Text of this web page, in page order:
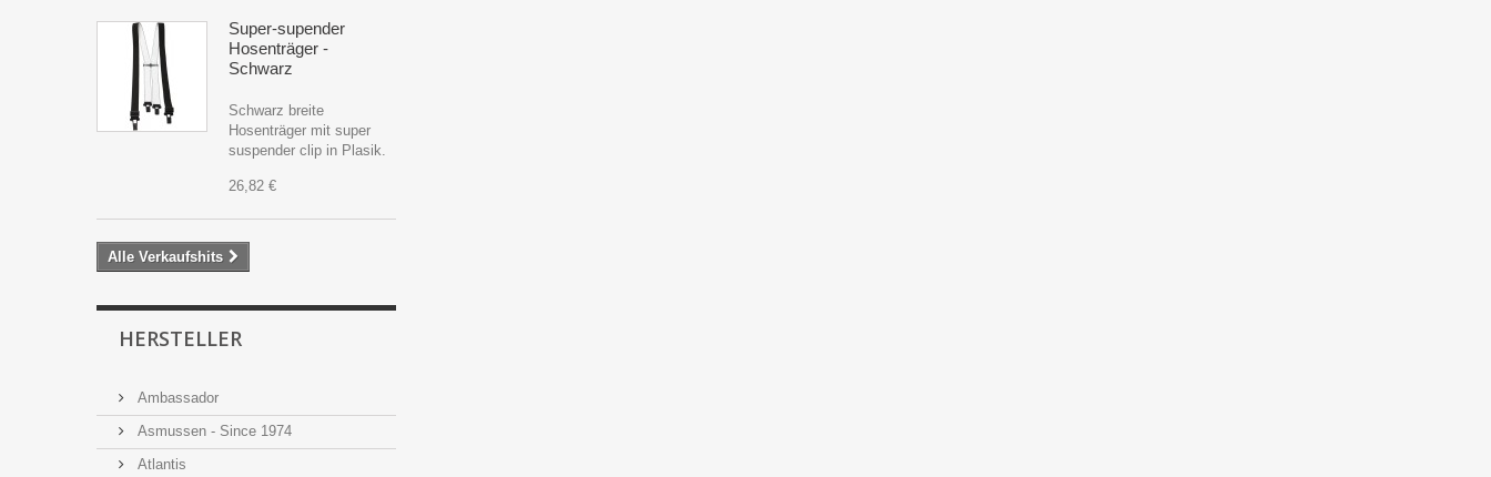
Super-supender
Hosenträger -
Schwarz
Schwarz breite
Hosenträger mit super
suspender clip in Plasik.
26,82 €
Alle Verkaufshits
HERSTELLER
Ambassador
Asmussen - Since 1974
Atlantis